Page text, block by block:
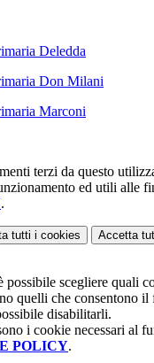
Deledda
Don Milani
Marconi
terzi da questo
ed utili alle
.
tutti i cookies Accetta
possibile scegliere quali
quelli che consentono il
disabilitarli.
i cookie necessari al
POLICY.